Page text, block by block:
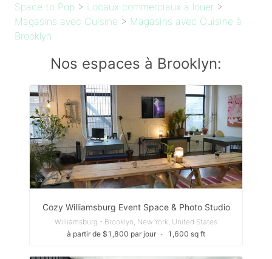
Space to Pop > Locaux commerciaux à louer >
Magasins avec Cuisine > Magasins avec Cuisine à
Brooklyn
Nos espaces à Brooklyn:
Cozy Williamsburg Event Space & Photo Studio
Williamsburg - Brooklyn, New York, United States
à partir de $1,800 par jour ∙ 1,600 sq ft